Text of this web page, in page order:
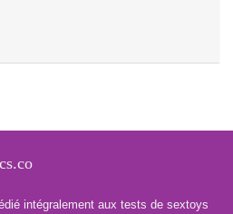
intégralement aux tests de sextoys